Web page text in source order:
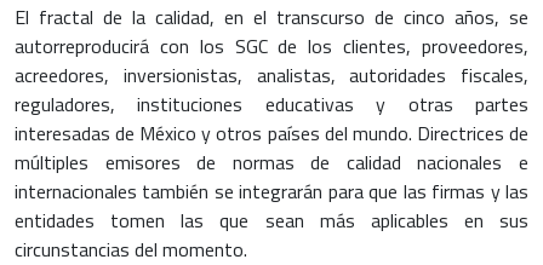
El fractal de la calidad, en el transcurso de cinco años, se
autorreproducirá con los SGC de los clientes, proveedores,
acreedores, inversionistas, analistas, autoridades fiscales,
reguladores, instituciones educativas y otras partes
interesadas de México y otros países del mundo. Directrices de
múltiples emisores de normas de calidad nacionales e
internacionales también se integrarán para que las firmas y las
entidades tomen las que sean más aplicables en sus
circunstancias del momento.